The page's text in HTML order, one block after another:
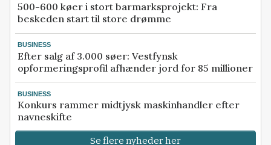
500-600 køer i stort barmarksprojekt: Fra
beskeden start til store drømme
BUSINESS
Efter salg af 3.000 søer: Vestfynsk
opformeringsprofil afhænder jord for 85 millioner
BUSINESS
Konkurs rammer midtjysk maskinhandler efter
navneskifte
Se flere nyheder her